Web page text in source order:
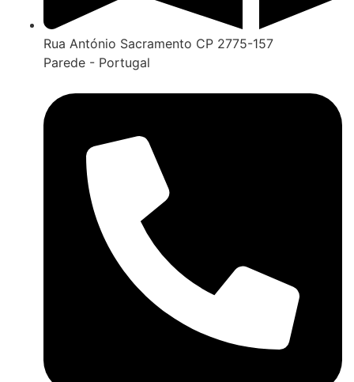
Rua António Sacramento CP 2775-157
Parede - Portugal